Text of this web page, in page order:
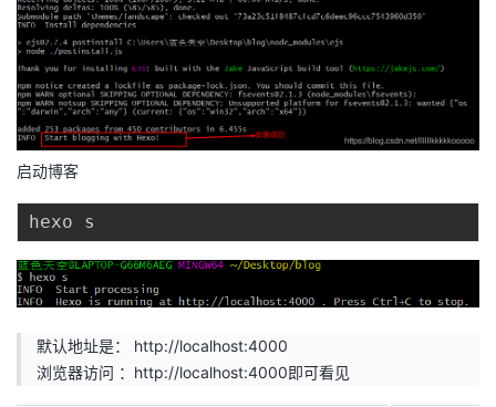
启动博客
默认地址是： http://localhost:4000
浏览器访问 ：http://localhost:4000即可看见